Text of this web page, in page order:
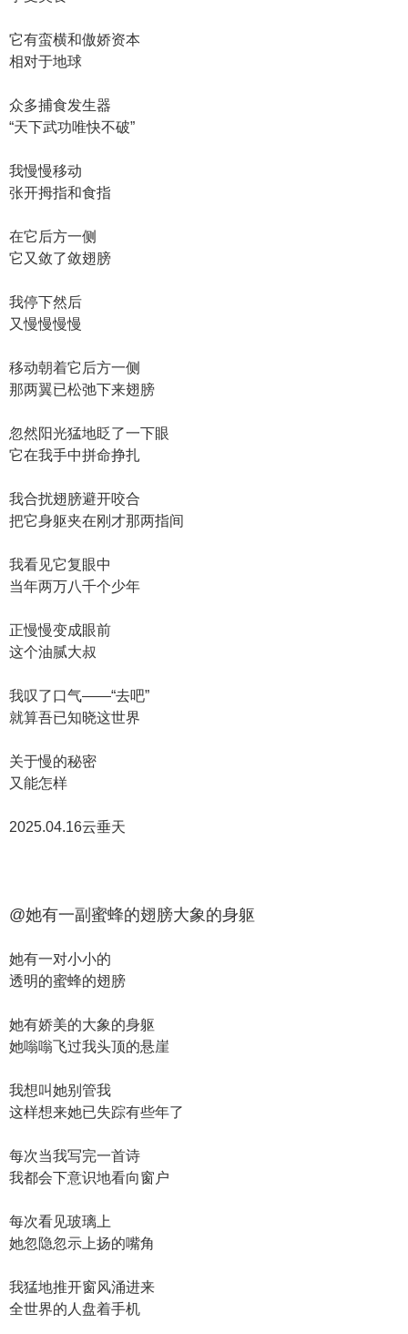
它有蛮横和傲娇资本
相对于地球
众多捕食发生器
“天下武功唯快不破”
我慢慢移动
张开拇指和食指
在它后方一侧
它又敛了敛翅膀
我停下然后
又慢慢慢慢
移动朝着它后方一侧
那两翼已松弛下来翅膀
忽然阳光猛地眨了一下眼
它在我手中拼命挣扎
我合扰翅膀避开咬合
把它身躯夹在刚才那两指间
我看见它复眼中
当年两万八千个少年
正慢慢变成眼前
这个油腻大叔
我叹了口气——“去吧”
就算吾已知晓这世界
关于慢的秘密
又能怎样
2025.04.16云垂天
@她有一副蜜蜂的翅膀大象的身躯
她有一对小小的
透明的蜜蜂的翅膀
她有娇美的大象的身躯
她嗡嗡飞过我头顶的悬崖
我想叫她别管我
这样想来她已失踪有些年了
每次当我写完一首诗
我都会下意识地看向窗户
每次看见玻璃上
她忽隐忽示上扬的嘴角
我猛地推开窗风涌进来
全世界的人盘着手机